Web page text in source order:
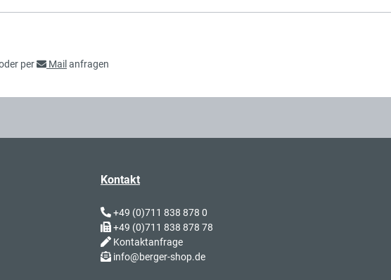
per Mail anfragen
Kontakt
+49 (0)711 838 878 0
+49 (0)711 838 878 78
Kontaktanfrage
info@berger-shop.de